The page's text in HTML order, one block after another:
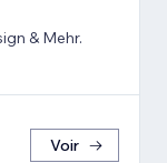
& Mehr.
Voir